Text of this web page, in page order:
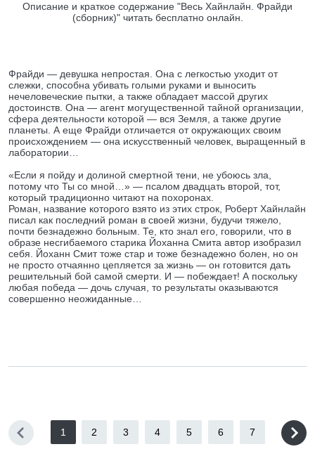
Описание и краткое содержание "Весь Хайнлайн. Фрайди
(сборник)" читать бесплатно онлайн.
Фрайди — девушка непростая. Она с легкостью уходит от
слежки, способна убивать голыми руками и выносить
нечеловеческие пытки, а также обладает массой других
достоинств. Она — агент могущественной тайной организации,
сфера деятельности которой — вся Земля, а также другие
планеты. А еще Фрайди отличается от окружающих своим
происхождением — она искусственный человек, выращенный в
лаборатории…
«Если я пойду и долиной смертной тени, не убоюсь зла,
потому что Ты со мной…» — псалом двадцать второй, тот,
который традиционно читают на похоронах.
Роман, название которого взято из этих строк, Роберт Хайнлайн
писал как последний роман в своей жизни, будучи тяжело,
почти безнадежно больным. Те, кто знал его, говорили, что в
образе несгибаемого старика Йоханна Смита автор изобразил
себя. Йоханн Смит тоже стар и тоже безнадежно болен, но он
не просто отчаянно цепляется за жизнь — он готовится дать
решительный бой самой смерти. И — побеждает! А поскольку
любая победа — дочь случая, то результаты оказываются
совершенно неожиданные…
1 2 3 4 5 6 7